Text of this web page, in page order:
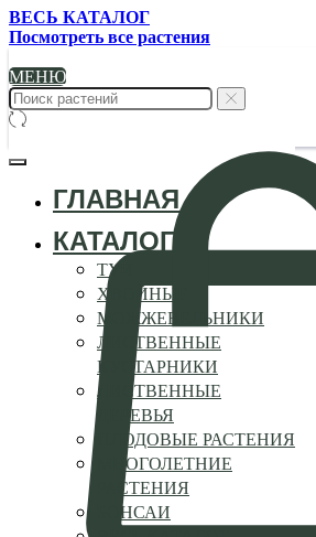
ВЕСЬ КАТАЛОГ
Посмотреть все растения
МЕНЮ
ГЛАВНАЯ
КАТАЛОГ
ТУИ
ХВОЙНЫЕ
МОЖЖЕВЕЛЬНИКИ
ЛИСТВЕННЫЕ
КУСТАРНИКИ
ЛИСТВЕННЫЕ
ДЕРЕВЬЯ
ПЛОДОВЫЕ РАСТЕНИЯ
МНОГОЛЕТНИЕ
РАСТЕНИЯ
БОНСАИ